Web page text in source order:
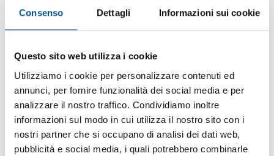
Consenso Dettagli Informazioni sui cookie
Questo sito web utilizza i cookie
Utilizziamo i cookie per personalizzare contenuti ed
annunci, per fornire funzionalità dei social media e per
analizzare il nostro traffico. Condividiamo inoltre
informazioni sul modo in cui utilizza il nostro sito con i
nostri partner che si occupano di analisi dei dati web,
pubblicità e social media, i quali potrebbero combinarle
Empresa
Correo electrónico